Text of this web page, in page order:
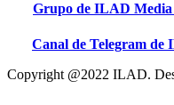
Grupo de ILAD
Canal de Telegram de
Copyright @2022 ILAD.